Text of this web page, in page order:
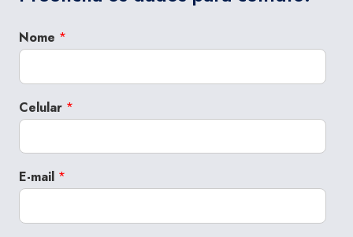
Nome *
Celular *
E-mail *